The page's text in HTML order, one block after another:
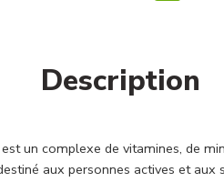
Description
un complexe de vitamines, de
aux personnes actives et